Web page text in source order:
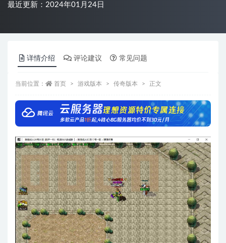
最近更新：2024年01月24日
详情介绍 评论建议 常见问题
当前位置： 首页 游戏版本 传奇版本 正文